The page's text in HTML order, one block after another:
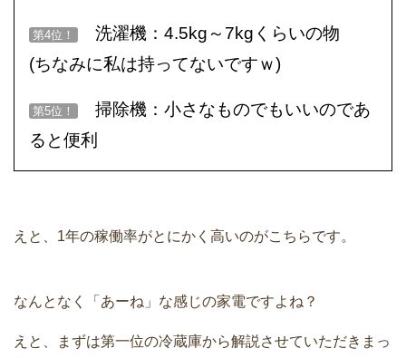
第4位！
洗濯機：4.5kg～7kgくらいの物
(ちなみに私は持ってないですｗ)
第5位！
掃除機：小さなものでもいいのであ
ると便利
えと、1年の稼働率がとにかく高いのがこちらです。
なんとなく「あーね」な感じの家電ですよね？
えと、まずは第一位の冷蔵庫から解説させていただきまっ